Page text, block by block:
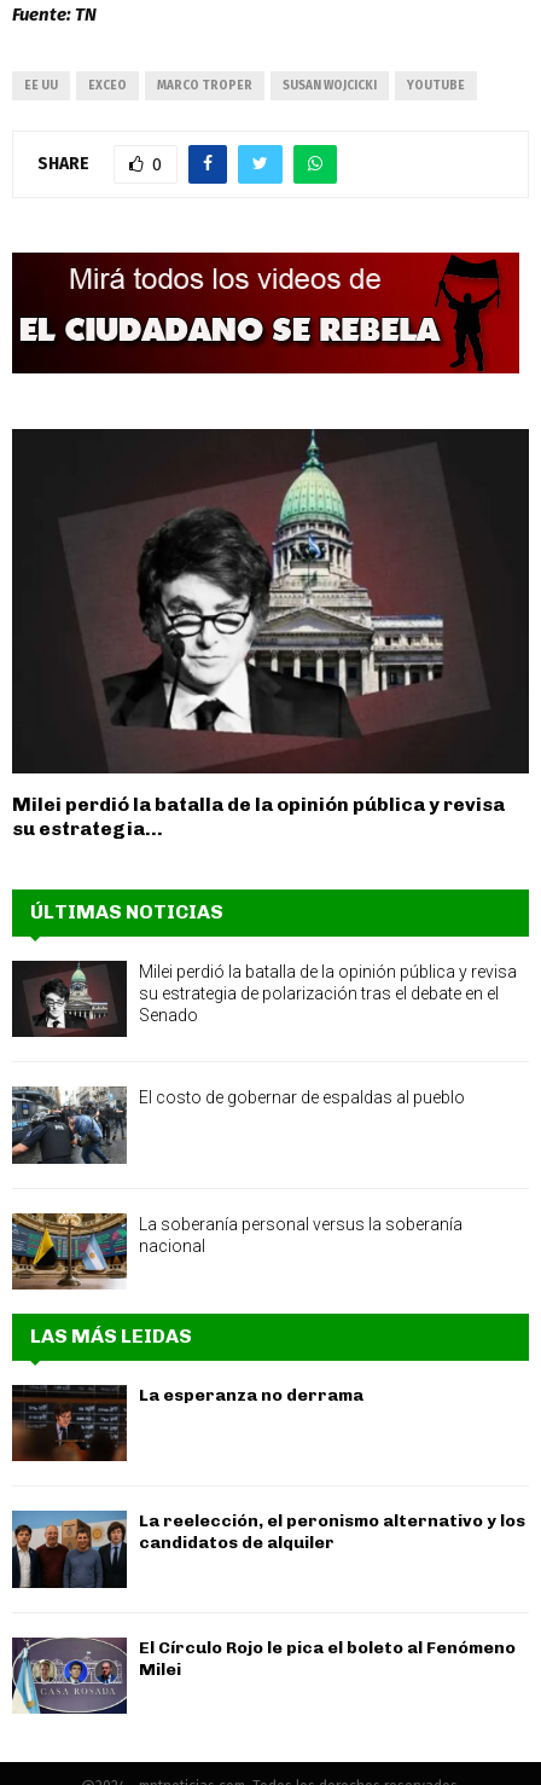
Fuente: TN
EE UU EXCEO MARCO TROPER SUSAN WOJCICKI YOUTUBE
SHARE 0
Milei perdió la batalla de la opinión pública y revisa
su estrategia...
ÚLTIMAS NOTICIAS
Milei perdió la batalla de la opinión pública y revisa
su estrategia de polarización tras el debate en el
Senado
El costo de gobernar de espaldas al pueblo
La soberanía personal versus la soberanía
nacional
LAS MÁS LEIDAS
La esperanza no derrama
La reelección, el peronismo alternativo y los
candidatos de alquiler
El Círculo Rojo le pica el boleto al Fenómeno
Milei